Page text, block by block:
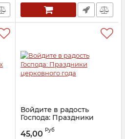
Артикул: 29072
Войдите в радость
Господа: Праздники
церковного года
Артикул: 18564
45,00 Руб